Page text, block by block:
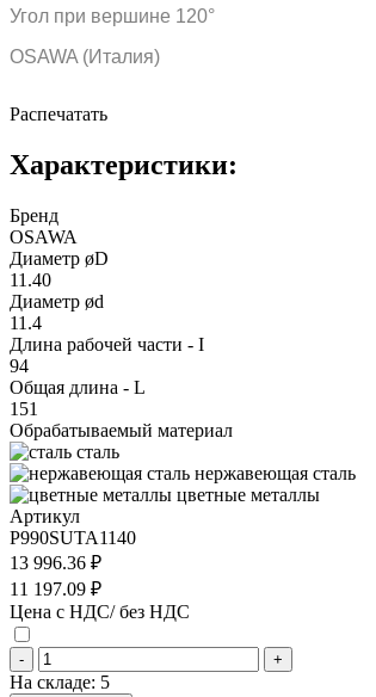
Угол при вершине 120°
OSAWA (Италия)
Распечатать
Характеристики:
Бренд
OSAWA
Диаметр øD
11.40
Диаметр ød
11.4
Длина рабочей части - I
94
Общая длина - L
151
Обрабатываемый материал
сталь
нержавеющая сталь
цветные металлы
Артикул
P990SUTA1140
13 996.36 ₽
11 197.09 ₽
Цена с НДС/ без НДС
- +
На складе: 5